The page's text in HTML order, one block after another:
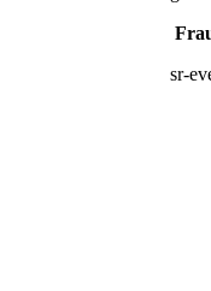
sr-